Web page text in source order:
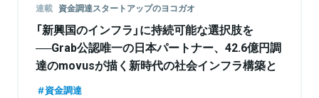
連載 資金調達スタートアップのヨコガオ
「新興国のインフラ」に持続可能な選択肢を
──Grab公認唯一の日本パートナー、42.6億円調
達のmovusが描く新時代の社会インフラ構築と
は資金調達